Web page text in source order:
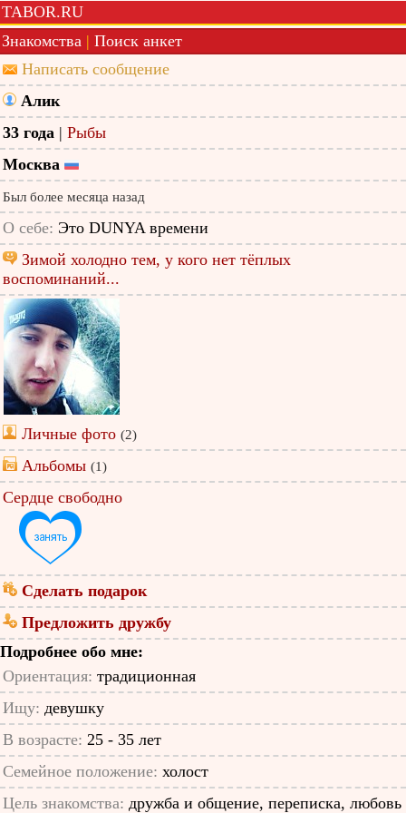
TABOR.RU
Знакомства | Поиск анкет
Написать сообщение
Алик
33 года | Рыбы
Москва
Был более месяца назад
О себе: Это DUNYA времени
Зимой холодно тем, у кого нет тёплых
воспоминаний...
Личные фото (2)
Альбомы (1)
Сердце свободно
Сделать подарок
Предложить дружбу
Подробнее обо мне:
Ориентация: традиционная
Ищу: девушку
В возрасте: 25 - 35 лет
Семейное положение: холост
Цель знакомства: дружба и общение, переписка, любовь